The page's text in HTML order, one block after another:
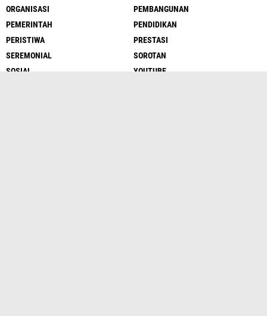
ORGANISASI
PEMBANGUNAN
PEMERINTAH
PENDIDIKAN
PERISTIWA
PRESTASI
SEREMONIAL
SOROTAN
SOSIAL
YOUTUBE